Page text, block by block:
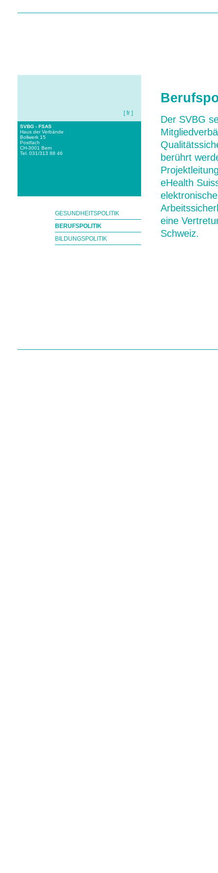
Der SVBG
berührt
eHealth
eine
Schweiz.
[ fr ]
SVBG - FSAS
Haus der Verbände
Bollwerk 15
Postfach
CH-3001 Bern
Tel. 031/313 88 46
GESUNDHEITSPOLITIK
BERUFSPOLITIK
BILDUNGSPOLITIK